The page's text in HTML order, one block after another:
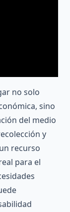
no solo
sino
del medio
y
recurso
para el